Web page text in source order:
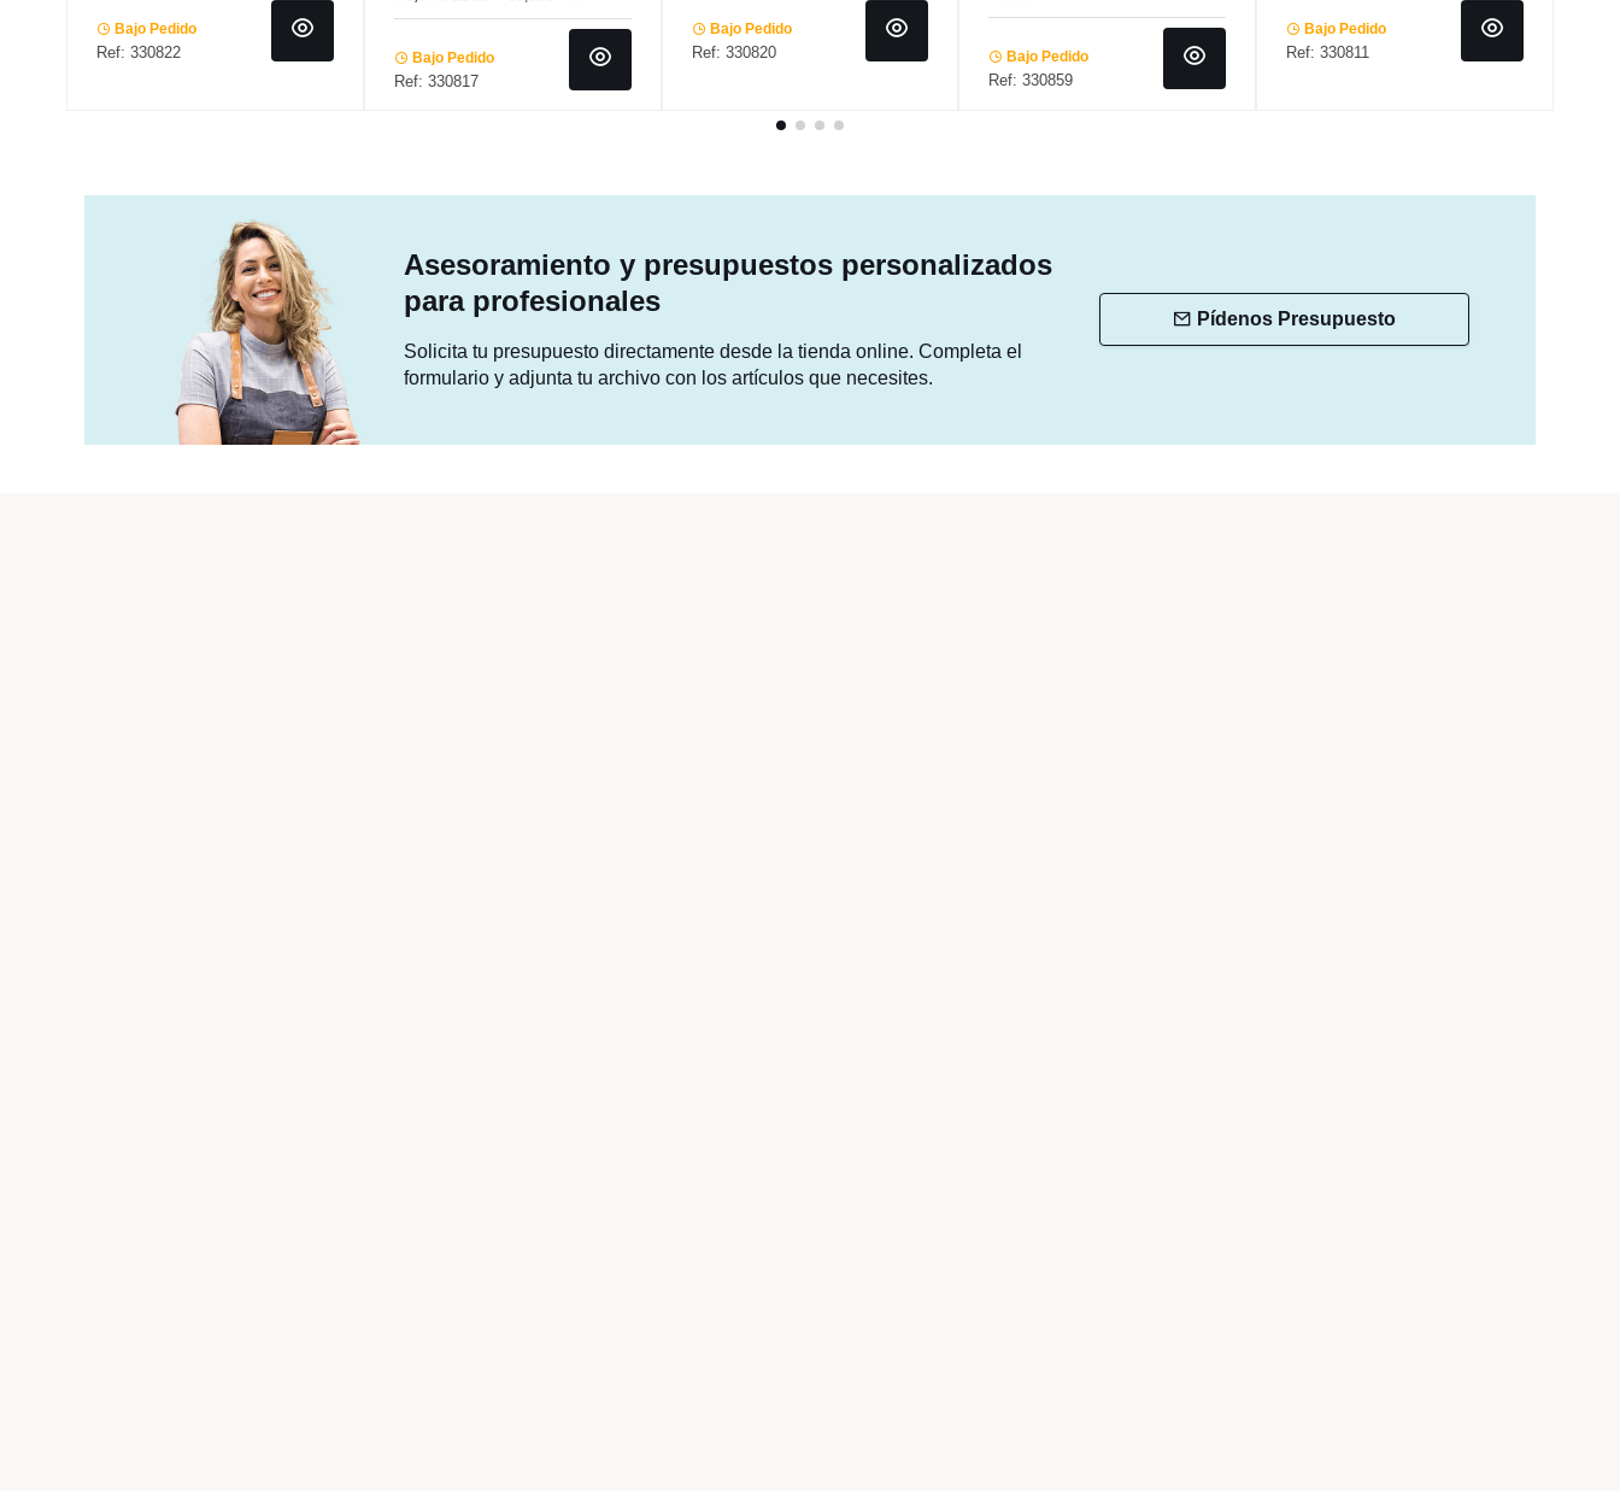
Bajo Pedido
Ref: 330822 Bajo Pedido
Ref: 330817
Bajo Pedido
Ref: 330820 Bajo Pedido
Ref: 330859
Bajo Pedido
Ref: 330811
Asesoramiento y presupuestos personalizados
para profesionales
Solicita tu presupuesto directamente desde la tienda online. Completa el
formulario y adjunta tu archivo con los artículos que necesites.
Pídenos Presupuesto